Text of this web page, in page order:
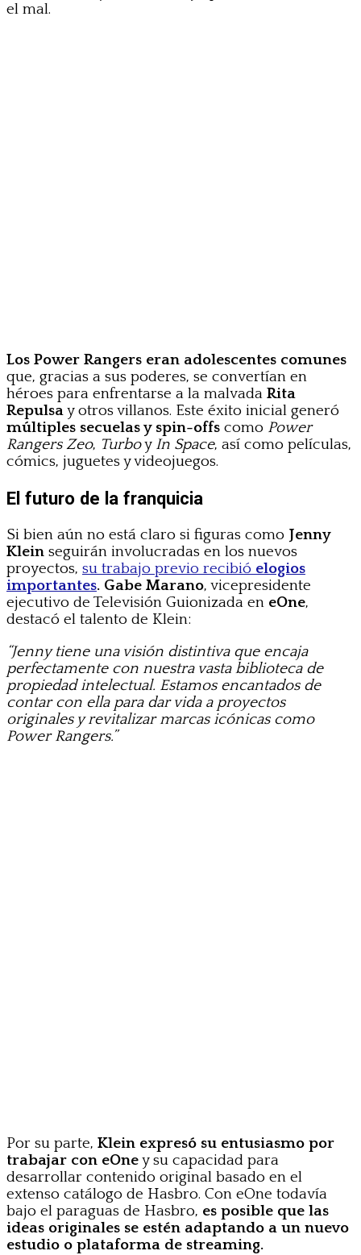
el mal.
Los Power Rangers eran adolescentes comunes
que, gracias a sus poderes, se convertían en
héroes para enfrentarse a la malvada Rita
Repulsay otros villanos. Este éxito inicial generó
múltiples secuelas y spin-offs como Power
Rangers Zeo, Turboy In Space, así como películas,
cómics, juguetes y videojuegos.
El futuro de la franquicia
Si bien aún no está claro si figuras como Jenny
Klein seguirán involucradas en los nuevos
proyectos, su trabajo previo recibió elogios
importantes. Gabe Marano, vicepresidente
ejecutivo de Televisión Guionizada en eOne,
destacó el talento de Klein:
“Jenny tiene una visión distintiva que encaja
perfectamente con nuestra vasta biblioteca de
propiedad intelectual. Estamos encantados de
contar con ella para dar vida a proyectos
originales y revitalizar marcas icónicas como
Power Rangers.”
Por su parte, Klein expresó su entusiasmo por
trabajar con eOney su capacidad para
desarrollar contenido original basado en el
extenso catálogo de Hasbro. Con eOne todavía
bajo el paraguas de Hasbro, es posible que las
ideas originales se estén adaptando a un nuevo
estudio o plataforma de streaming.